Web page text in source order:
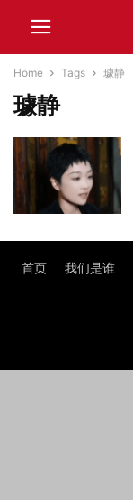
Home Tags 璩静
璩静
首页 我们是谁